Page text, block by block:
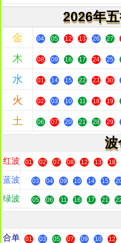
2026年
金 04 05 12 13 26 27
木 08 09 16 17 24 25
水 01 14 15 22 23 30
火 02 03 10 11 18 19
土 06 07 20 21 28 29
波
红波 01 02 07 08 12 13 18
蓝波 03 04 09 10 14 15
绿波 05 06 11 16 17 21
合单 01 03 05 07 09 10 12